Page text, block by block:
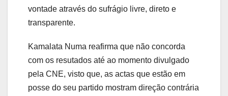
vontade através do sufrágio livre, direto e
transparente.
Kamalata Numa reafirma que não concorda
com os resutados até ao momento divulgado
pela CNE, visto que, as actas que estão em
posse do seu partido mostram direção contrária